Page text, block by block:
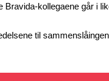
Bravida-kollegaene går i
til